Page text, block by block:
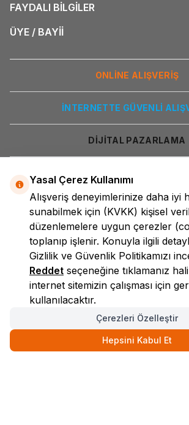
FAYDALI BİLGİLER
ÜYE / BAYİİ
ONLİNE ALIŞVERİŞ
İNTERNETTE GÜVENLİ
DİJİTAL PAZARLAMA
LokmanAVM
Yasal Çerez Kullanımı
Alışveriş deneyimlerinize daha iyi
sunabilmek için (KVKK) kişisel
düzenlemelere uygun çerezler
toplanıp işlenir. Konuyla ilgili
Gizlilik ve Güvenlik Politikamızı
Reddet seçeneğine tıklamanız
internet sitemizin çalışması için
kullanılacaktır.
Çerezleri Özelleştir
Hepsini Kabul Et